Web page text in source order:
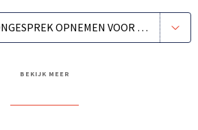
ARTIKEL - TELEFOONGESPREK OPNEMEN VOOR TRAININGSDOELEINDEN
BEKIJK MEER